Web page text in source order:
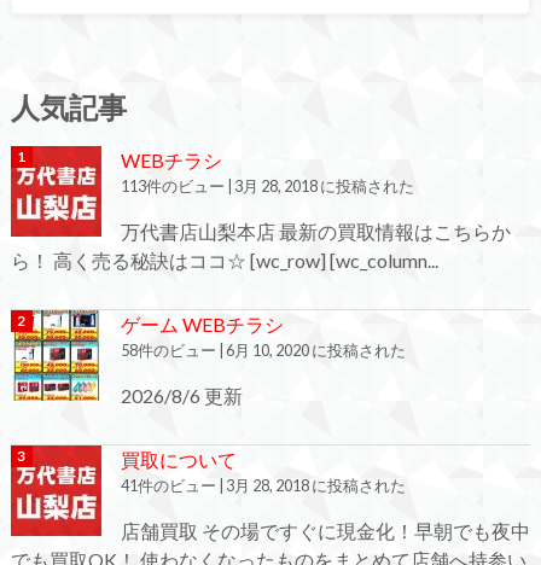
人気記事
WEBチラシ
113件のビュー | 3月 28, 2018 に投稿された
万代書店山梨本店 最新の買取情報はこちらか
ら！ 高く売る秘訣はココ☆ [wc_row] [wc_column...
ゲーム WEBチラシ
58件のビュー |6月 10, 2020 に投稿された
2026/8/6 更新
買取について
41件のビュー | 3月 28, 2018 に投稿された
店舗買取 その場ですぐに現金化！早朝でも夜中
でも買取OK！ 使わなくなったものをまとめて店舗へ持参い